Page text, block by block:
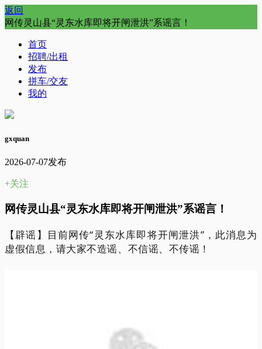
返回
网传灵山县“灵东水库即将开闸泄洪”系谣言！
首页
招聘/出租
发布
拼车/交友
我的
gxquan
2026-07-07发布
+关注
网传灵山县“灵东水库即将开闸泄洪”系谣言！
【辟谣】目前网传“灵东水库即将开闸泄洪”，此消息为
虚假信息，请大家不造谣、不信谣、不传谣！